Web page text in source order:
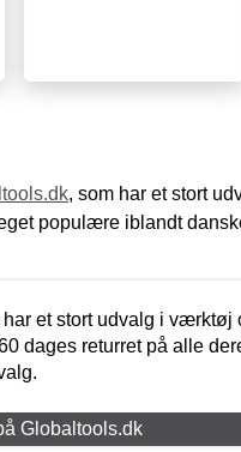
, som har et stort
populære iblandt
et stort udvalg i værktøj
dages returret på alle
Globaltools.dk